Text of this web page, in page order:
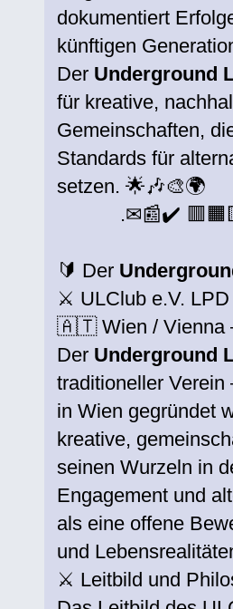
dokumentiert
künftigen
Der Underground
für kreative,
Gemeinschaften,
Standards für
setzen. 🌟🎶🎨🌍
.✉📰✔️
🔰 Der
⚔ ULClub e.V.
🇦🇹 Wien / Vienna
Der Underground
traditioneller
in Wien gegründet
kreative,
seinen Wurzeln in
Engagement und
als eine offene
und
⚔ Leitbild und